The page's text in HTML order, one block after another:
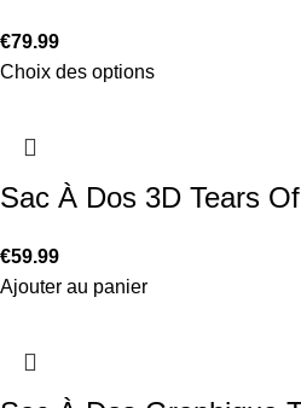
€79.99
Choix des options
Sac À Dos 3D Tears
€59.99
Ajouter au panier